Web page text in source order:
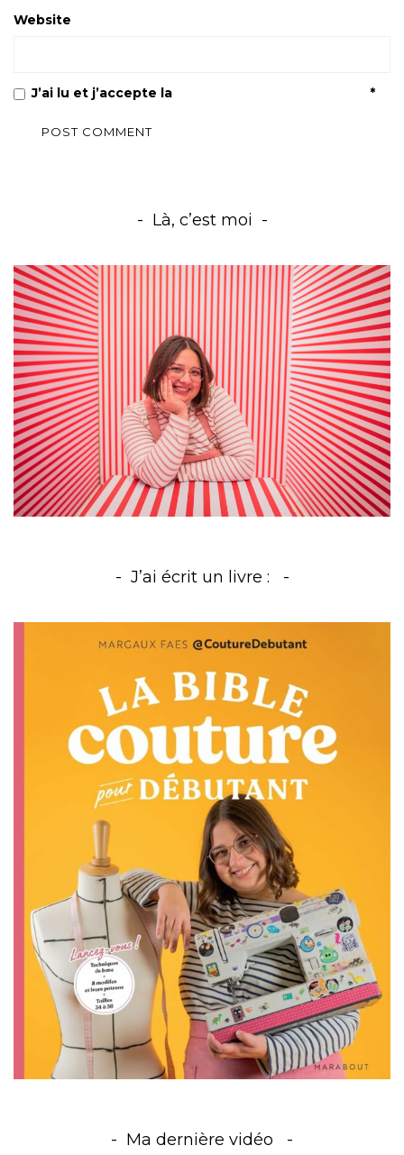
Website
J’ai lu et j’accepte la *
Là, c’est moi
J’ai écrit un livre :
Ma dernière vidéo